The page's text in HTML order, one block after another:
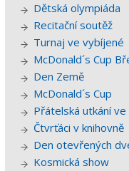
Dětská olympiáda
Recitační soutěž
Turnaj ve vybíjené
McDonald´s Cup
Den Země
McDonald´s Cup
Přátelská utkání
Čtvrťáci v knihovně
Den otevřených
Kosmická show